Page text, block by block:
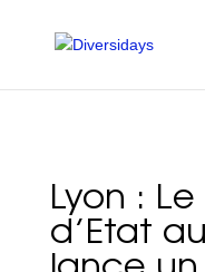
principal
Lyon :
d’Etat